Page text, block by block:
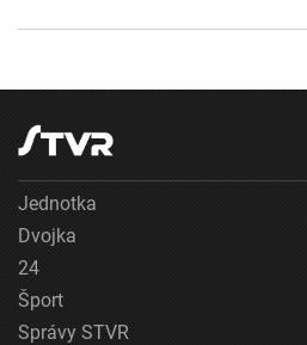
Jednotka
Dvojka
24
Šport
Správy STVR